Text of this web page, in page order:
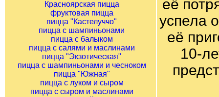
Красноярская пицца
фруктовая пицца
пицца "Кастелуччо"
пицца с шампиньонами
пицца с балыком
пицца с салями и маслинами
пицца "Экзотическая"
пицца с шампиньонами и чесноком
пицца "Южная"
пицца с луком и сыром
пицца с сыром и маслинами
её
успела
её
10-